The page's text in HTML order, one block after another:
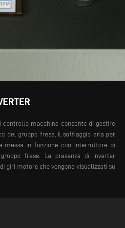
controllo macchina consente di gestire
del gruppo fresa, il soffiaggio aria per
messa in funzione con interruttore di
frese. La presenza di inverter
giri motore che vengono visualizzati su